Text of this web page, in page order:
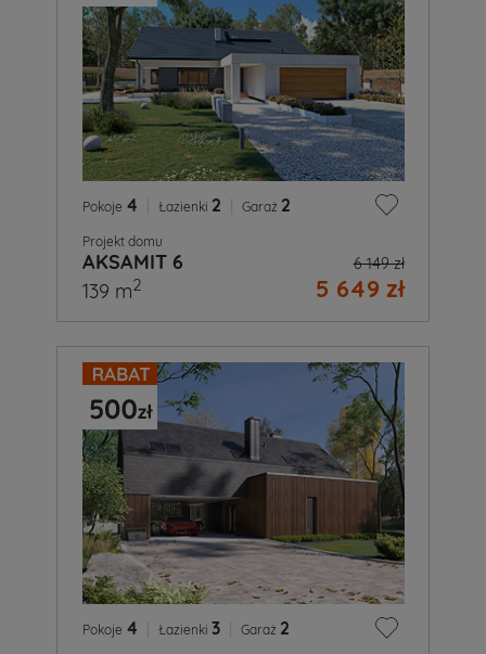
Pokoje 4 Łazienki 2 Garaż 2
Projekt domu
AKSAMIT 6 6 149 zł
5 649 zł
139 m2
Pokoje 4 Łazienki 3 Garaż 2